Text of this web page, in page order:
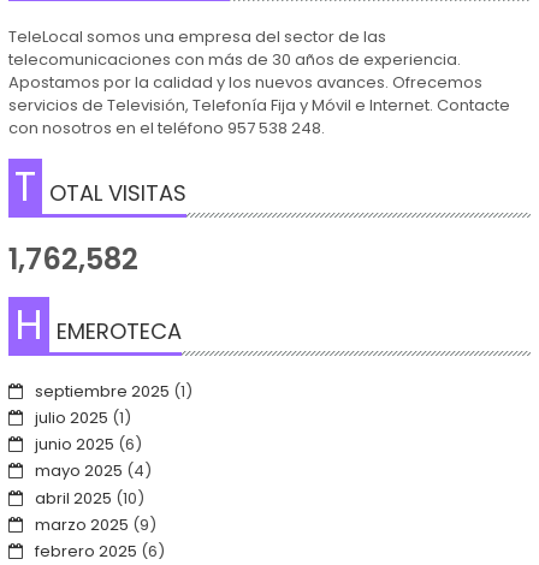
TeleLocal somos una empresa del sector de las
telecomunicaciones con más de 30 años de experiencia.
Apostamos por la calidad y los nuevos avances. Ofrecemos
servicios de Televisión, Telefonía Fija y Móvil e Internet. Contacte
con nosotros en el teléfono 957 538 248.
T OTAL VISITAS
1,762,582
H EMEROTECA
septiembre 2025 (1)
julio 2025 (1)
junio 2025 (6)
mayo 2025 (4)
abril 2025 (10)
marzo 2025 (9)
febrero 2025 (6)